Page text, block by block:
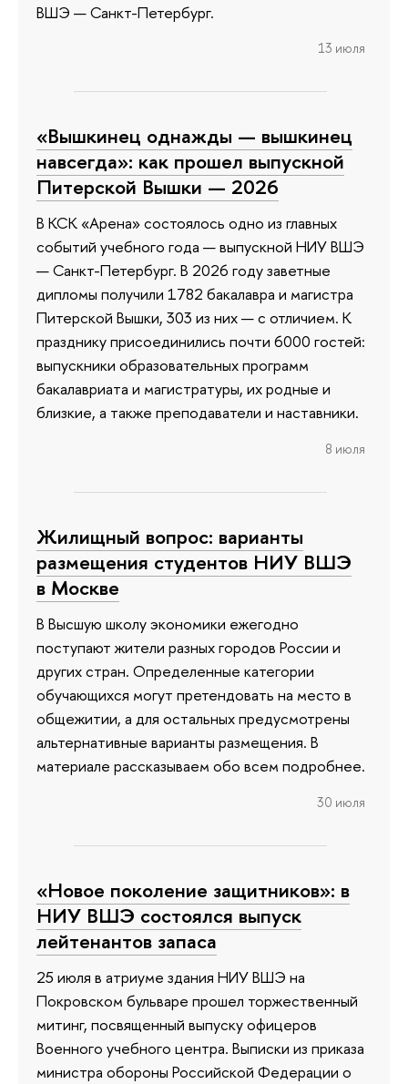
ВШЭ — Санкт-Петербург.
13 июля
«Вышкинец однажды — вышкинец
навсегда»: как прошел выпускной
Питерской Вышки — 2026
В КСК «Арена» состоялось одно из главных
событий учебного года — выпускной НИУ ВШЭ
— Санкт-Петербург. В 2026 году заветные
дипломы получили 1782 бакалавра и магистра
Питерской Вышки, 303 из них — с отличием. К
празднику присоединились почти 6000 гостей:
выпускники образовательных программ
бакалавриата и магистратуры, их родные и
близкие, а также преподаватели и наставники.
8 июля
Жилищный вопрос: варианты
размещения студентов НИУ ВШЭ
в Москве
В Высшую школу экономики ежегодно
поступают жители разных городов России и
других стран. Определенные категории
обучающихся могут претендовать на место в
общежитии, а для остальных предусмотрены
альтернативные варианты размещения. В
материале рассказываем обо всем подробнее.
30 июля
«Новое поколение защитников»: в
НИУ ВШЭ состоялся выпуск
лейтенантов запаса
25 июля в атриуме здания НИУ ВШЭ на
Покровском бульваре прошел торжественный
митинг, посвященный выпуску офицеров
Военного учебного центра. Выписки из приказа
министра обороны Российской Федерации о